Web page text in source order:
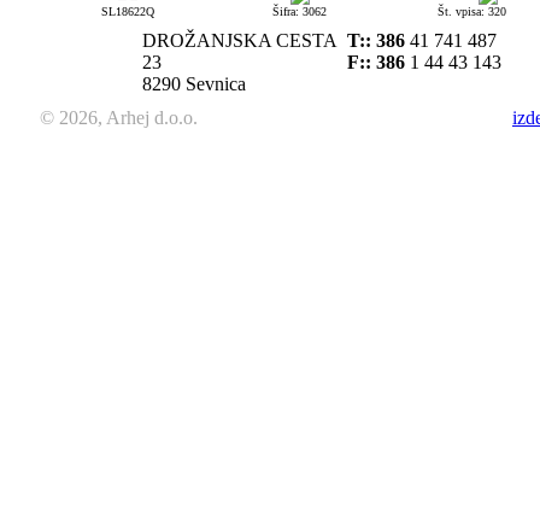
SL18622Q Šifra: 3062 Št. vpisa: 320
DROŽANJSKA CESTA
23
8290 Sevnica
T:: 386 41 741 487
F:: 386 1 44 43 143
© 2026, Arhej d.o.o.